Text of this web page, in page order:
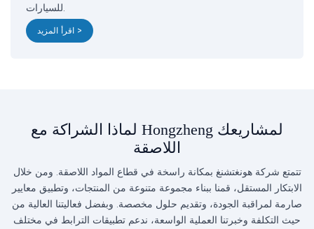
للسيارات.
اقرأ المزيد >
لماذا الشراكة مع Hongzheng لمشاريعك
اللاصقة
تتمتع شركة هونغتشنغ بمكانة راسخة في قطاع المواد اللاصقة. ومن خلال
الابتكار المستقل، قمنا ببناء مجموعة متنوعة من المنتجات، وتطبيق معايير
صارمة لمراقبة الجودة، وتقديم حلول مخصصة. وبفضل فعاليتنا العالية من
حيث التكلفة وخبرتنا العملية الواسعة، ندعم تطبيقات الترابط في مختلف